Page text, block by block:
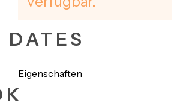
DATES
Eigenschaften